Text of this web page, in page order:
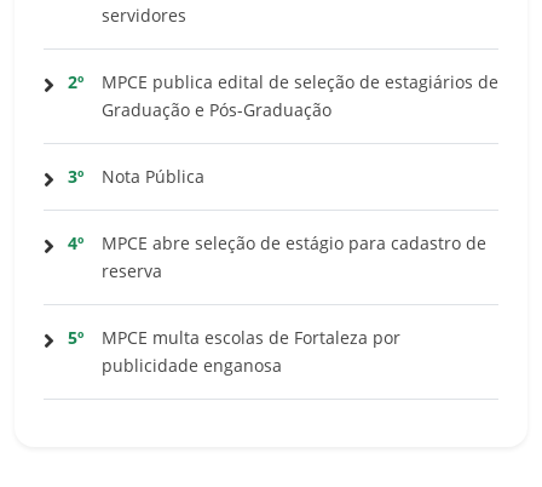
servidores
2º
MPCE publica edital de seleção de estagiários de
Graduação e Pós-Graduação
3º Nota Pública
4º
MPCE abre seleção de estágio para cadastro de
reserva
5º
MPCE multa escolas de Fortaleza por
publicidade enganosa